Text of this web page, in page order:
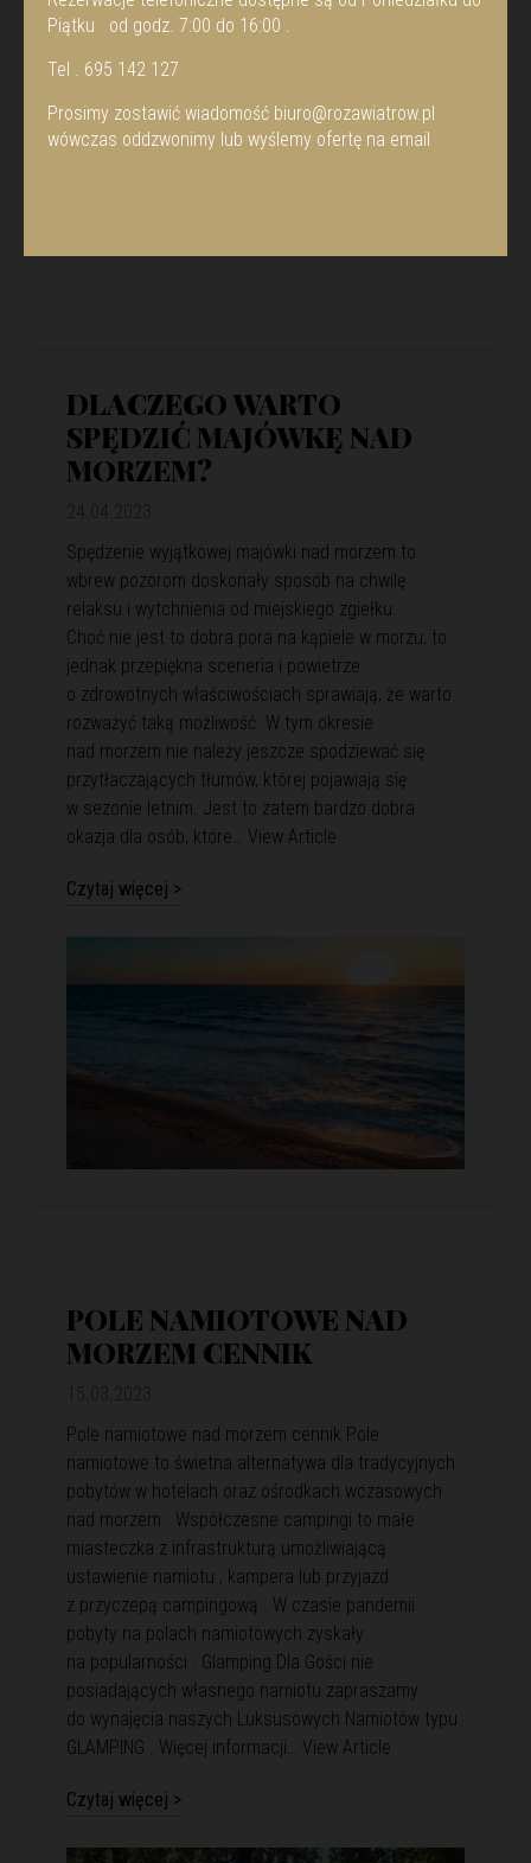
DLACZEGO WARTO
SPĘDZIĆ MAJÓWKĘ NAD
MORZEM?
Spędzenie wyjątkowej majówki nad morzem to
wbrew pozorom doskonały sposób na chwilę
relaksu i wytchnienia od miejskiego zgiełku.
Choć nie jest to dobra pora na kąpiele w morzu, to
jednak przepiękna sceneria i powietrze
o zdrowotnych właściwościach sprawiają, że warto
rozważyć taką możliwość. W tym okresie
nad morzem nie należy jeszcze spodziewać się
przytłaczających tłumów, której pojawiają się
w sezonie letnim. Jest to zatem bardzo dobra
okazja dla osób, które… View Article
Czytaj więcej >
POLE NAMIOTOWE NAD
MORZEM CENNIK
Pole namiotowe nad morzem cennik Pole
namiotowe to świetna alternatywa dla tradycyjnych
pobytów w hotelach oraz ośrodkach wczasowych
nad morzem . Współczesne campingi to małe
miasteczka z infrastrukturą umożliwiającą
ustawienie namiotu , kampera lub przyjazd
z przyczepą campingową . W czasie pandemii
pobyty na polach namiotowych zyskały
na popularności . Glamping Dla Gości nie
posiadających własnego namiotu zapraszamy
do wynajęcia naszych Luksusowych Namiotów typu
GLAMPING . Więcej informacji… View Article
Czytaj więcej >
Piątku od godz. 7:00 do 16:00 .
Tel . 695 142 127
Prosimy zostawić wiadomość biuro@rozawiatrow.pl
wówczas oddzwonimy lub wyślemy ofertę na email